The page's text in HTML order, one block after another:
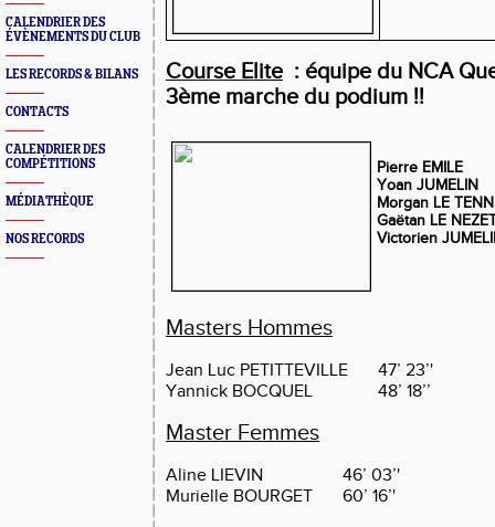
CALENDRIER DES
ÉVÈNEMENTS DU CLUB
LES RECORDS & BILANS
CONTACTS
CALENDRIER DES
COMPÉTITIONS
MÉDIATHÈQUE
NOS RECORDS
Course Elite: équipe du NCA
3ème marche du podium !!
Pierre EMILE
Yoan JUMELIN
Morgan LE
Gaëtan LE
Victorien
Masters Hommes
Jean Luc PETITTEVILLE
47’ 23’'
Yannick BOCQUEL
48’ 18’’
Master Femmes
Aline LIEVIN
46’ 03’'
Murielle BOURGET
60’ 16’'